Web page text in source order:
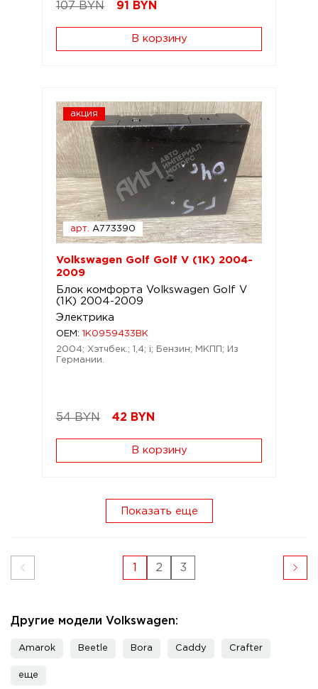
107 BYN 91 BYN
В корзину
акция
арт. A773390
Volkswagen Golf Golf V (1K) 2004-
2009
Блок комфорта Volkswagen Golf V
(1K) 2004-2009
Электрика
OEM: 1K0959433BK
2004; Хэтчбек.; 1,4; i; Бензин; МКПП; Из
Германии.
54 BYN 42 BYN
В корзину
Показать еще
1 2 3
Другие модели Volkswagen:
Amarok Beetle Bora Caddy Crafter
еще